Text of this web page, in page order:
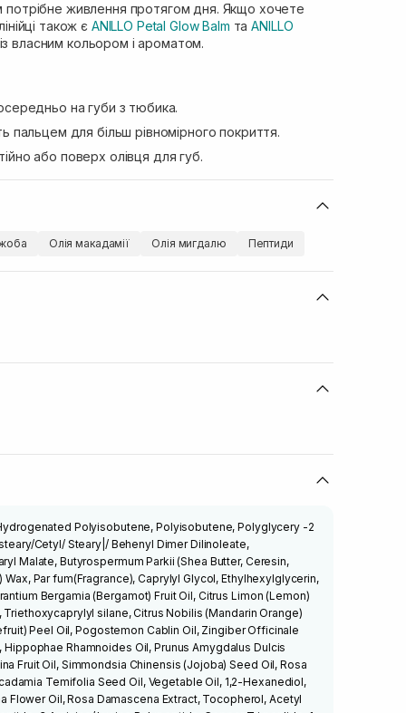
потрібне живлення протягом дня. Якщо хочете
також є ANILLO Petal Glow Balm таANILLO
власним кольором і ароматом.
на губи з тюбика.
пальцем для більш рівномірного покриття.
або поверх олівця для губ.
Олія макадамії Олія мигдалю Пептиди
Polyisobutene, Polyisobutene, Polyglycery -2
Cetyl/ Steary|/ Behenyl Dimer Dilinoleate,
Malate, Butyrospermum Parkii (Shea Butter, Ceresin,
Par fum(Fragrance), Caprylyl Glycol, Ethylhexylglycerin,
Bergamia (Bergamot) Fruit Oil, Citrus Limon (Lemon)
silane, Citrus Nobilis (Mandarin Orange)
Peel Oil, Pogostemon Cablin Oil, Zingiber Officinale
Hippophae Rhamnoides Oil, Prunus Amygdalus Dulcis
Fruit Oil, Simmondsia Chinensis (Jojoba) Seed Oil, Rosa
Temifolia Seed Oil, Vegetable Oil, 1,2-Hexanediol,
Flower Oil, Rosa Damascena Extract, Tocopherol, Acetyl